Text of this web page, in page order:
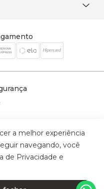
- Todos os direitos reservados
Santa Augusta, 409 - Vila
- CEP: 17702-316.
a melhor experiência
navegando, você
de Privacidade e